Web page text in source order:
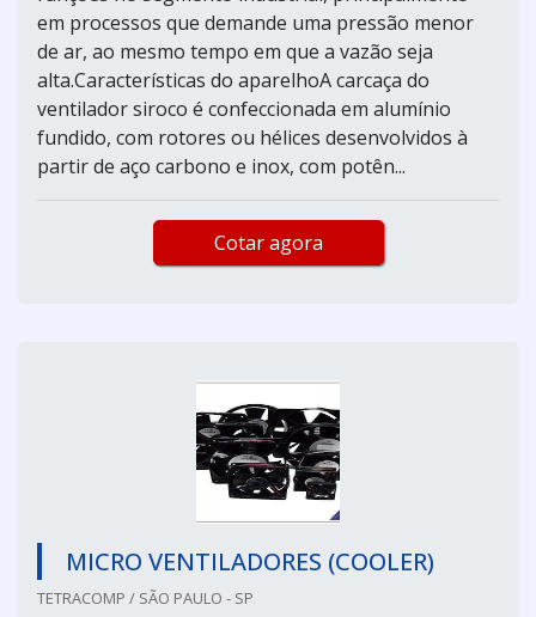
em processos que demande uma pressão menor
de ar, ao mesmo tempo em que a vazão seja
alta.Características do aparelhoA carcaça do
ventilador siroco é confeccionada em alumínio
fundido, com rotores ou hélices desenvolvidos à
partir de aço carbono e inox, com potên...
Cotar agora
MICRO VENTILADORES (COOLER)
TETRACOMP / SÃO PAULO - SP